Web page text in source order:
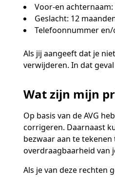
Voor-en achternaam:
Geslacht: 12
Telefoonnummer
Als jij aangeeft dat je
verwijderen. In dat
Wat zijn mijn
Op basis van de AVG
corrigeren. Daarnaast
bezwaar aan te
overdraagbaarheid van
Als je van deze rechten